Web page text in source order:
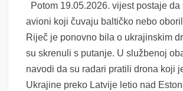
Potom 19.05.2026. vijest postaje da
avioni koji čuvaju baltičko nebo
Riječ je ponovno bila o ukrajinskim
su skrenuli s putanje. U službenoj
navodi da su radari pratili drona koji
Ukrajine preko Latvije letio nad